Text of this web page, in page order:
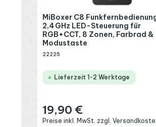
MiBoxer C8
2,4 GHz LED-Steuerung für
RGB+CCT, 8 Zonen, Farbrad &
Modustaste
22225
Lieferzeit 1-2 Werktage
Regulärer Preis:
19,90 €
Preise inkl. MwSt. zzgl.